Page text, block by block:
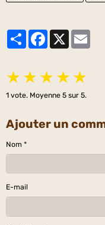
PartagerFacebook
X
★ ★ ★ ★ ★
1 vote. Moyenne 5 sur 5.
Ajouter un
Nom
E-mail